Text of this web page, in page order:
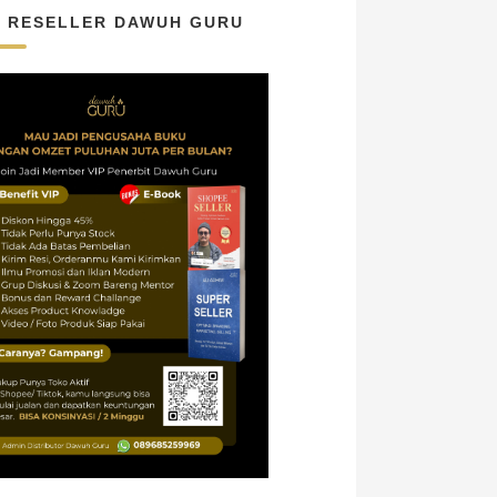
RESELLER DAWUH GURU